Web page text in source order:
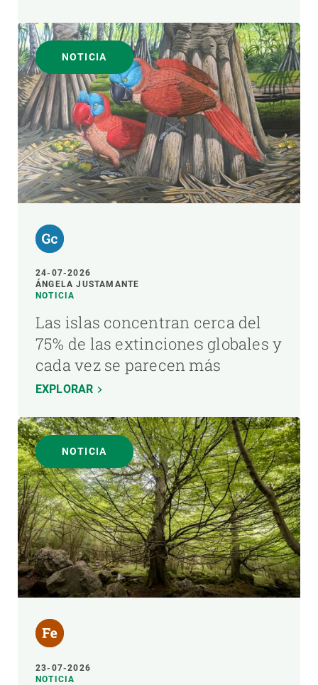
NOTICIA
24-07-2026
ÁNGELA JUSTAMANTE
NOTICIA
Las islas concentran cerca del
75% de las extinciones globales y
cada vez se parecen más
EXPLORAR
NOTICIA
23-07-2026
NOTICIA